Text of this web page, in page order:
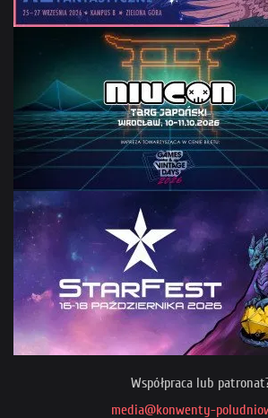
Współpraca lub
media@konwenty-